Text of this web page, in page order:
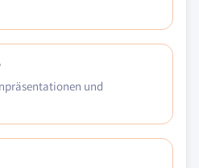
und